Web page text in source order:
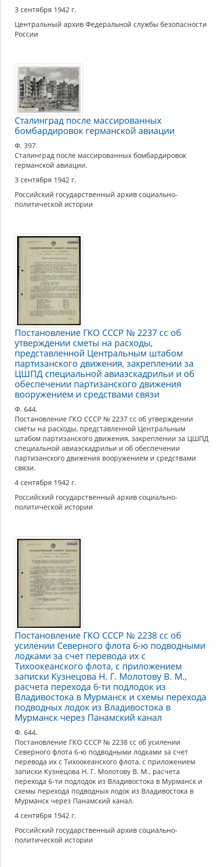
3 сентября 1942 г.
Центральный архив Федеральной службы безопасности
России
Сталинград после массированных
бомбардировок германской авиации
Ф. 397.
Сталинград после массированных бомбардировок
германской авиации.
3 сентября 1942 г.
Российский государственный архив социально-
политической истории
Постановление ГКО СССР № 2237 сс об
утверждении сметы на расходы,
представленной Центральным штабом
партизанского движения, закреплении за
ЦШПД специальной авиаэскадрильи и об
обеспечении партизанского движения
вооружением и средствами связи
Ф. 644.
Постановление ГКО СССР № 2237 сс об утверждении
сметы на расходы, представленной Центральным
штабом партизанского движения, закреплении за ЦШПД
специальной авиаэскадрильи и об обеспечении
партизанского движения вооружением и средствами
связи.
4 сентября 1942 г.
Российский государственный архив социально-
политической истории
Постановление ГКО СССР № 2238 сс об
усилении Северного флота 6-ю подводными
лодками за счет перевода их с
Тихоокеанского флота, с приложением
записки Кузнецова Н. Г. Молотову В. М.,
расчета перехода 6-ти подлодок из
Владивостока в Мурманск и схемы перехода
подводных лодок из Владивостока в
Мурманск через Панамский канал
Ф. 644.
Постановление ГКО СССР № 2238 сс об усилении
Северного флота 6-ю подводными лодками за счет
перевода их с Тихоокеанского флота, с приложением
записки Кузнецова Н. Г. Молотову В. М., расчета
перехода 6-ти подлодок из Владивостока в Мурманск и
схемы перехода подводных лодок из Владивостока в
Мурманск через Панамский канал.
4 сентября 1942 г.
Российский государственный архив социально-
политической истории